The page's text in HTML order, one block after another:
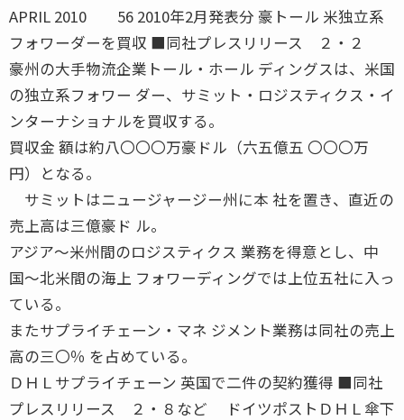
APRIL 2010 56 2010年2月発表分 豪トール 米独立系
フォワーダーを買収 ■同社プレスリリース ２・２
豪州の大手物流企業トール・ホール ディングスは、米国
の独立系フォワー ダー、サミット・ロジスティクス・イ
ンターナショナルを買収する。
買収金 額は約八〇〇〇万豪ドル（六五億五 〇〇〇万
円）となる。
サミットはニュージャージー州に本 社を置き、直近の
売上高は三億豪ド ル。
アジア〜米州間のロジスティクス 業務を得意とし、中
国〜北米間の海上 フォワーディングでは上位五社に入っ
ている。
またサプライチェーン・マネ ジメント業務は同社の売上
高の三〇％ を占めている。
ＤＨＬサプライチェーン 英国で二件の契約獲得 ■同社
プレスリリース ２・８など ドイツポストＤＨＬ傘下